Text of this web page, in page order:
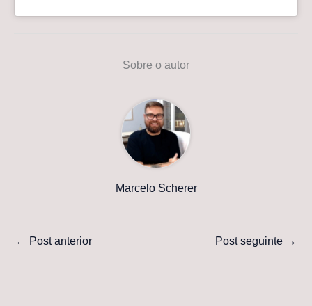
Sobre o autor
Marcelo Scherer
← Post anterior Post seguinte →